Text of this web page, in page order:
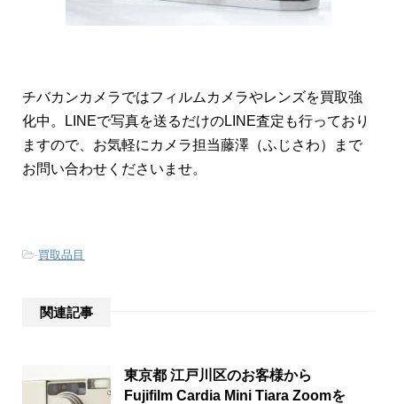
チバカンカメラではフィルムカメラやレンズを買取強
化中。LINEで写真を送るだけのLINE査定も行っており
ますので、お気軽にカメラ担当藤澤（ふじさわ）まで
お問い合わせくださいませ。
-買取品目
関連記事
東京都 江戸川区のお客様から
Fujifilm Cardia Mini Tiara Zoomを